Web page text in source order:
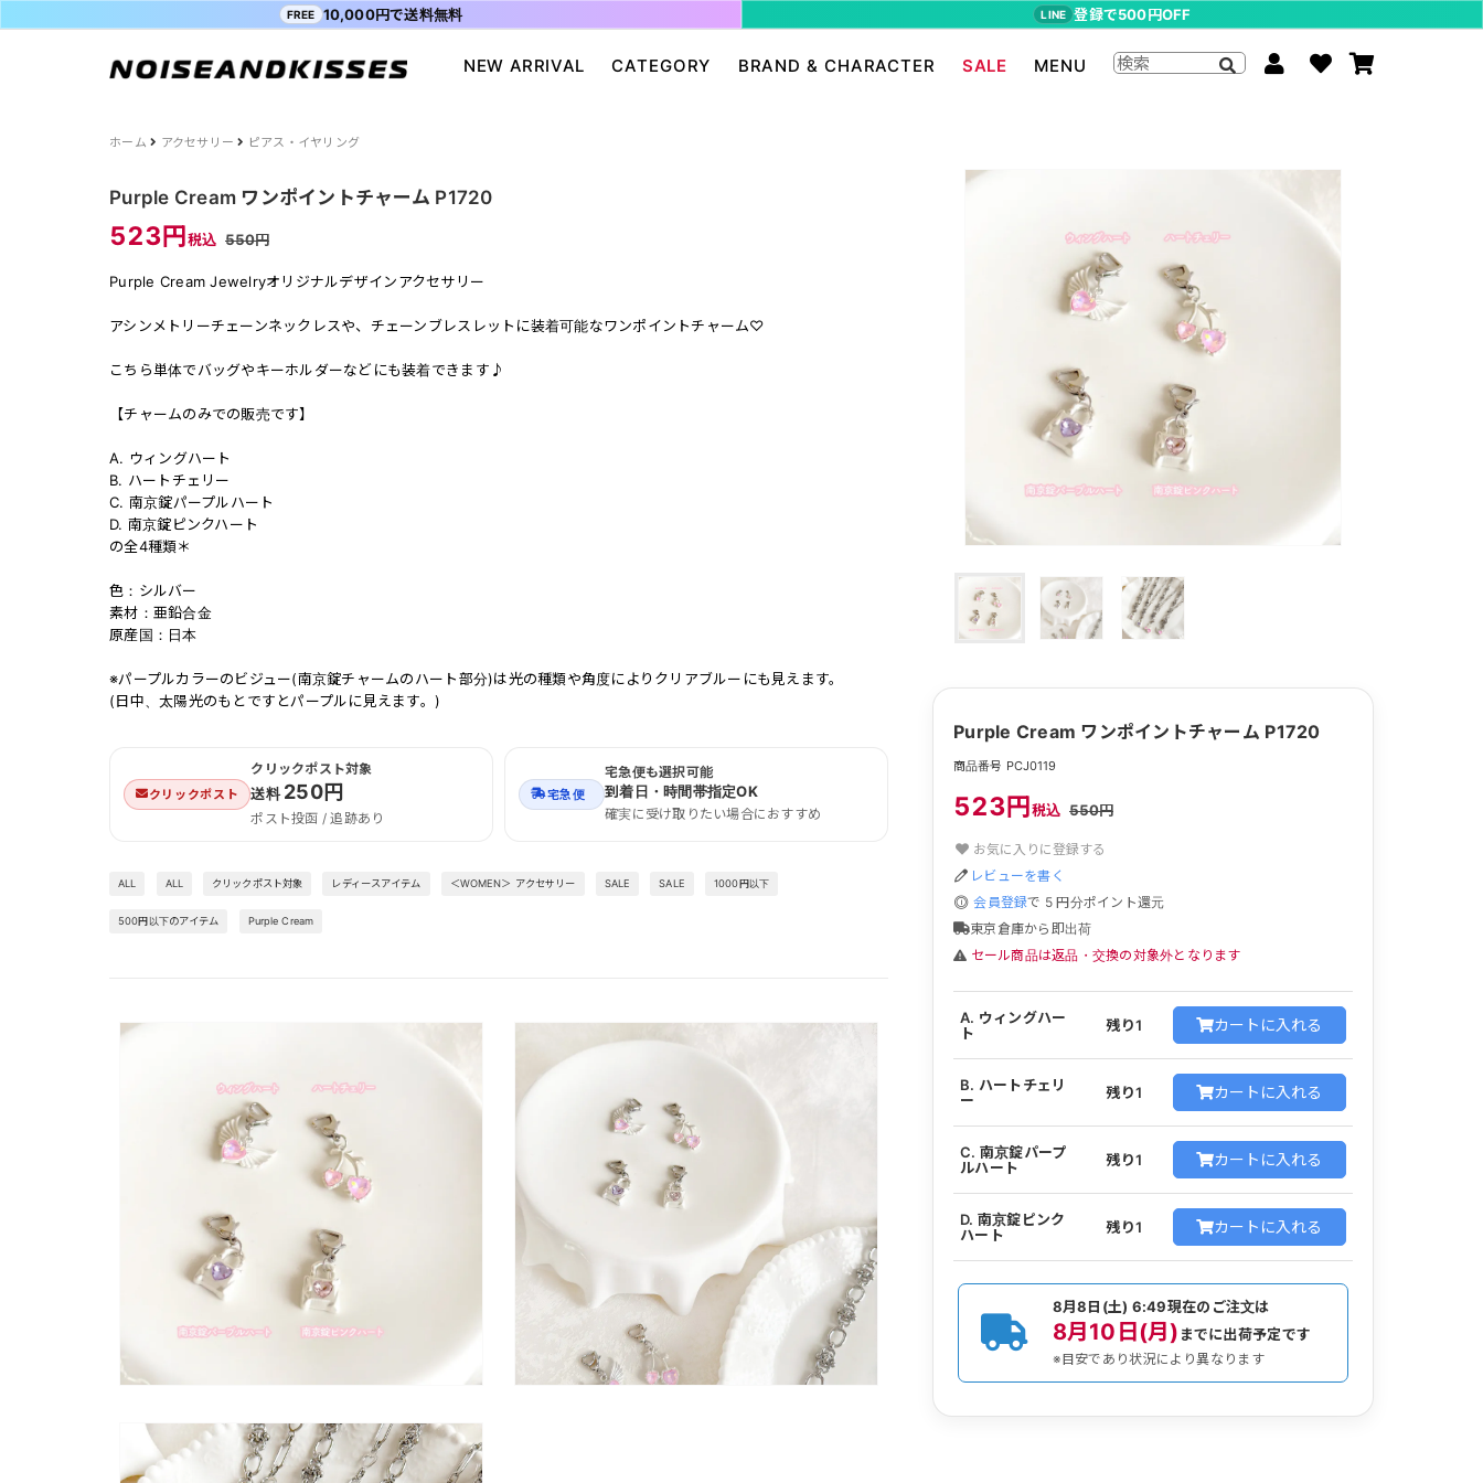
NEW ARRIVAL CATEGORY
ALL ITEM
SALE
BRAND & CHARACTER
ACDC RAG
FILA
47
ODD SOX
キャラジャン
MYUUA
サンリオ
ムーミン
P-CHAN
キャスパー
アーティストグッズ
SALE MENU
ショッピングガイド
会員登録
FREE 10,000円で送料無料 LINE 登録で500円OFF
ホーム アクセサリー ピアス・イヤリング
Purple Cream ワンポイントチャーム P1720
商品番号 PCJ0119
523円税込 550円
お気に入りに登録する
レビューを書く
会員登録で 5円分ポイント還元
東京倉庫から即出荷
セール商品は返品・交換の対象外となります
A. ウィングハー
ト
残り1 カートに入れる
B. ハートチェリ
ー
残り1 カートに入れる
C. 南京錠パープ
ルハート
残り1 カートに入れる
D. 南京錠ピンク
ハート
残り1 カートに入れる
8月8日(土) 6:49現在のご注文は
8月10日(月) までに出荷予定です
※目安であり状況により異なります
Purple Cream ワンポイントチャーム P1720
523円税込 550円
Purple Cream Jewelryオリジナルデザインアクセサリー
アシンメトリーチェーンネックレスや、チェーンブレスレットに装着可能なワンポイントチャーム♡
こちら単体でバッグやキーホルダーなどにも装着できます♪
【チャームのみでの販売です】
A. ウィングハート
B. ハートチェリー
C. 南京錠パープルハート
D. 南京錠ピンクハート
の全4種類＊
色：シルバー
素材：亜鉛合金
原産国：日本
※パープルカラーのビジュー(南京錠チャームのハート部分)は光の種類や角度によりクリアブルーにも見えます。
(日中、太陽光のもとですとパープルに見えます。)
クリックポスト
クリックポスト対象
送料250円
ポスト投函 / 追跡あり
宅急便
宅急便も選択可能
到着日・時間帯指定OK
確実に受け取りたい場合におすすめ
ALL ALL クリックポスト対象 レディースアイテム ＜WOMEN＞ アクセサリー SALE SALE 1000円以下
500円以下のアイテム Purple Cream